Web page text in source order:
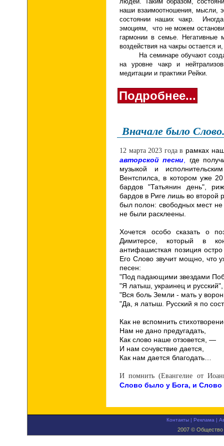
наши взаимоотношения, мысли,
состоянии наших чакр.
эмоциям, что не можем
гармонии в семье. Негативные
воздействия на чакры остается
На семинаре обучают
на уровне чакр и
медитации и практики Рейки.
Подробнее...
Вначале было
12 марта 2023 года в рамках
авторской песни
где
музыкой и
Вентспилса, в котором уже
бардов "Татьянин день",
бардов в Риге лишь во второй
был полон: свободных мест
не были расклеены.
Хочется особо сказать о
Димитерсе, который в
антифашисткая позиция
Его Слово звучит мощно, что
песен:
"Под падающими звездами
"Я латыш, украинец и русский",
"Вся боль Земли - мать у
"Да, я латыш. Русский я по
Как не вспомнить
Нам не дано предугадать,
Как слово наше отзовется, —
И нам сочувствие дается,
Как нам дается благодать…
И помнить (Евангелие от
Слово было у Бога, и
Контакты |Реклама |
2007 © Общество